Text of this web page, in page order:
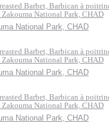
Barbet, Barbican à
National Park, CHAD
National Park, CHAD
Barbet, Barbican à
National Park, CHAD
National Park, CHAD
Barbet, Barbican à
National Park, CHAD
National Park, CHAD